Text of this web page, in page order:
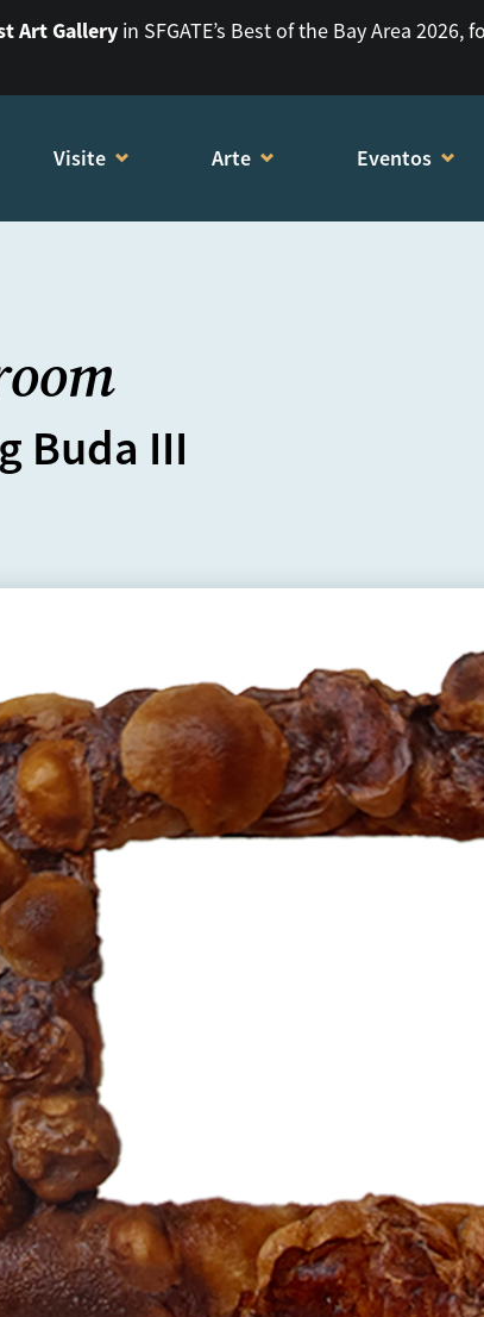
Art Gallery in SFGATE’s Best of the Bay Area
Visite Arte Eventos
Buda III